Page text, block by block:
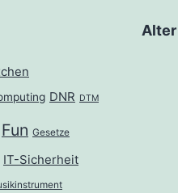
DNR DTM
Fun Gesetze
IT-Sicherheit
Alter